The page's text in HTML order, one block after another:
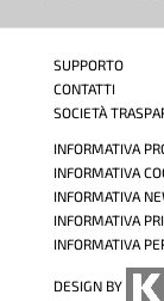
SUPPORTO
CONTATTI
SOCIETÀ
INFORMATIVA
INFORMATIVA
INFORMATIVA
INFORMATIVA
INFORMATIVA
DESIGN BY